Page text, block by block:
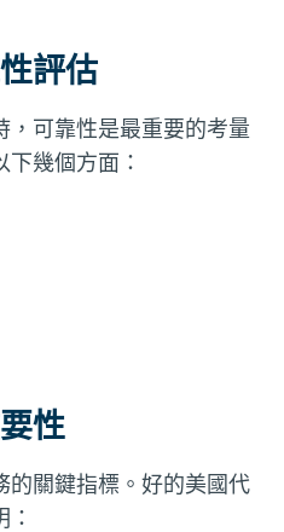
評估
，可靠性是最重要的考量
幾個方面：
性
的關鍵指標。好的美國代